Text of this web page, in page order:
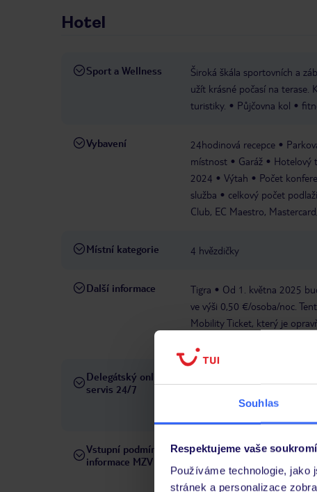
Souhlas
Respektujeme vaše soukromí
Používáme technologie, jako
stránek a personalizace
Hotel
Sport a Wellness
Široká škála sportovních a
užít krásné počasí na terase.
turistiky.
Půjčovna kol
Vybavení 24hodinová recepce
místnost
Garáž Hotelový
2024
Výtah Počet
služba
celkový počet
Club, EC Maestro,
Místní kategorie 4 hvězdičky
Další informace Tigra
Od 1. května 2025
ve výši 0,50 €/osoba/noc.
Mobility Ticket, který je
Delegátský online
servis 24/7
pobytových místech a
Vstupní podmínky a
informace MZV
Přečtěte si vstupní podmínky